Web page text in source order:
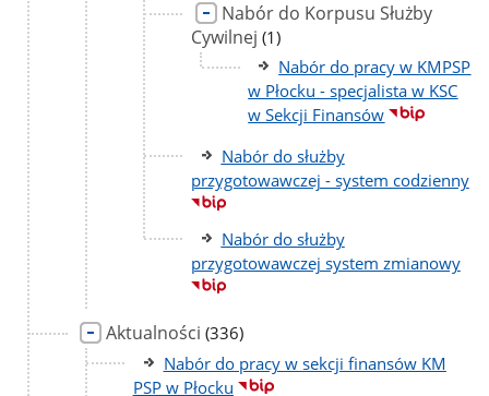
Nabór do Korpusu Służby
Cywilnej liczba
podstron
(1)
Nabór do pracy w KMPSP
w Płocku - specjalista w KSC
w Sekcji Finansów
Nabór do służby
przygotowawczej - system codzienny
Nabór do służby
przygotowawczej system zmianowy
Aktualności liczba
podstron
(336)
Nabór do pracy w sekcji finansów KM
PSP w Płocku